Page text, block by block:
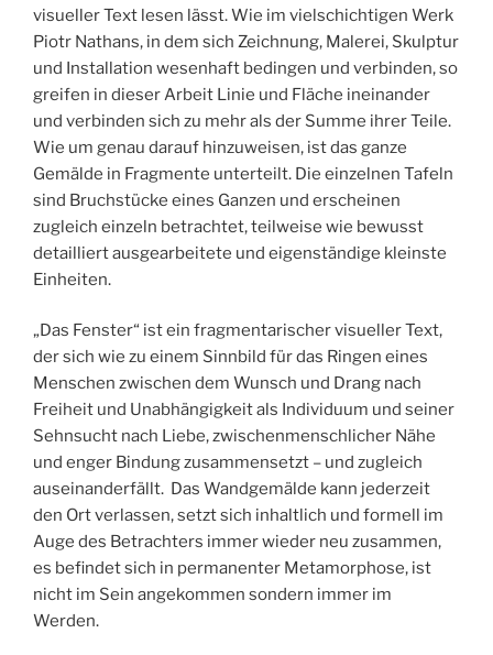
visueller Text lesen lässt. Wie im vielschichtigen Werk
Piotr Nathans, in dem sich Zeichnung, Malerei, Skulptur
und Installation wesenhaft bedingen und verbinden, so
greifen in dieser Arbeit Linie und Fläche ineinander
und verbinden sich zu mehr als der Summe ihrer Teile.
Wie um genau darauf hinzuweisen, ist das ganze
Gemälde in Fragmente unterteilt. Die einzelnen Tafeln
sind Bruchstücke eines Ganzen und erscheinen
zugleich einzeln betrachtet, teilweise wie bewusst
detailliert ausgearbeitete und eigenständige kleinste
Einheiten.
„Das Fenster“ ist ein fragmentarischer visueller Text,
der sich wie zu einem Sinnbild für das Ringen eines
Menschen zwischen dem Wunsch und Drang nach
Freiheit und Unabhängigkeit als Individuum und seiner
Sehnsucht nach Liebe, zwischenmenschlicher Nähe
und enger Bindung zusammensetzt – und zugleich
auseinanderfällt. Das Wandgemälde kann jederzeit
den Ort verlassen, setzt sich inhaltlich und formell im
Auge des Betrachters immer wieder neu zusammen,
es befindet sich in permanenter Metamorphose, ist
nicht im Sein angekommen sondern immer im
Werden.